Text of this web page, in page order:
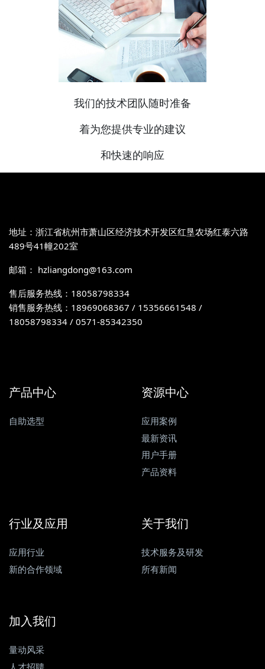
我们的技术团队随时准备
着为您提供专业的建议
和快速的响应
地址：浙江省杭州市萧山区经济技术开发区红垦农场红泰六路
489号41幢202室
邮箱： hzliangdong@163.com
售后服务热线：18058798334
销售服务热线：18969068367 / 15356661548 /
18058798334 / 0571-85342350
产品中心
自助选型
资源中心
应用案例
最新资讯
用户手册
产品资料
行业及应用
应用行业
新的合作领域
关于我们
技术服务及研发
所有新闻
加入我们
量动风采
人才招聘